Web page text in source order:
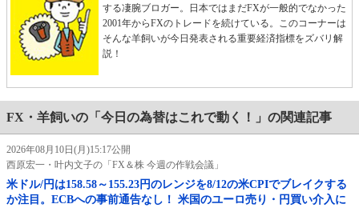
する凄腕ブロガー。日本ではまだFXが一般的でなかった
2001年からFXのトレードを続けている。このコーナーは
そんな羊飼いが今日発表される重要経済指標をズバリ解
説！
FX・羊飼いの「今日の為替はこれで動く！」の関連記事
2026年08月10日(月)15:17公開
西原宏一・叶内文子の「FX＆株 今週の作戦会議」
米ドル/円は158.58～155.23円のレンジを8/12の米CPIでブレイクする
か注目。ECBへの事前通告なし！ 米国のユーロ売り・円買い介入に